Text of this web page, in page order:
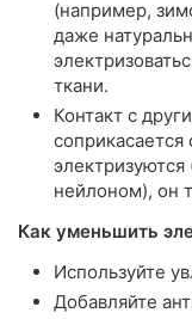
(например,
даже
ткани.
Контакт с
нейлоном), он
Как уменьшить
Используйте
Добавляйте